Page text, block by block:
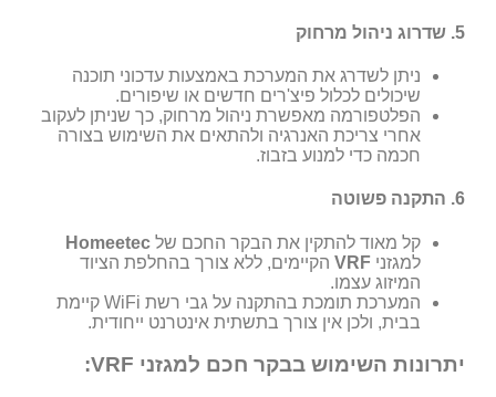
5. שדרוג ניהול מרחוק
ניתן לשדרג את המערכת באמצעות עדכוני תוכנה
שיכולים לכלול פיצ'רים חדשים או שיפורים.
הפלטפורמה מאפשרת ניהול מרחוק, כך שניתן לעקוב
אחרי צריכת האנרגיה ולהתאים את השימוש בצורה
חכמה כדי למנוע בזבוז.
6. התקנה פשוטה
קל מאוד להתקין את הבקר החכם של Homeetec
למגזני VRF הקיימים, ללא צורך בהחלפת הציוד
המיזוג עצמו.
המערכת תומכת בהתקנה על גבי רשת WiFi קיימת
בבית, ולכן אין צורך בתשתית אינטרנט ייחודית.
יתרונות השימוש בבקר חכם למגזני VRF: